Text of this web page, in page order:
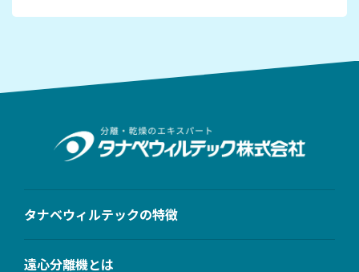
タナベウィルテックの特徴
遠心分離機とは